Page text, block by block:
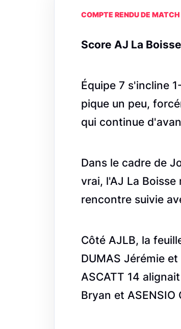
COMPTE RENDU DE MATCH
Score AJ La
Équipe 7 s'incline
pique un peu,
qui continue
Dans le cadre de
vrai, l'AJ La Boisse
rencontre suivie
Côté AJLB, la
DUMAS Jérémie et
ASCATT 14
Bryan et ASENSIO